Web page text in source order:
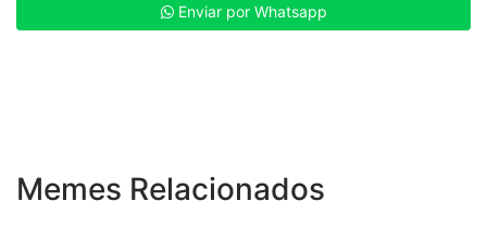
Enviar por Whatsapp
Memes Relacionados